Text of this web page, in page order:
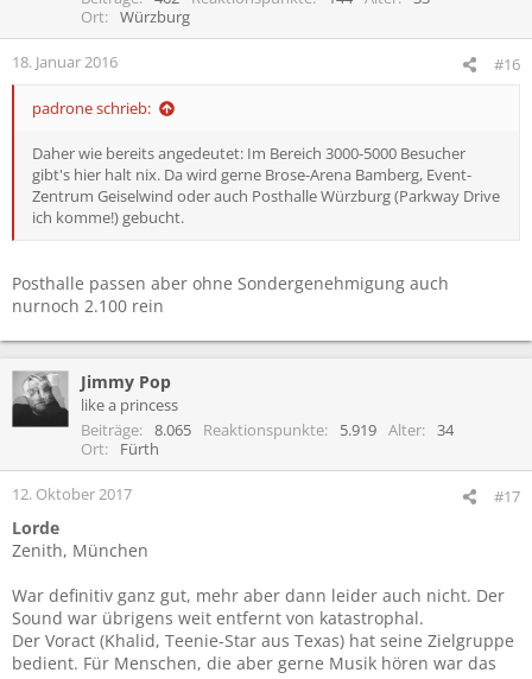
Ort
Würzburg
18. Januar 2016 #16
padrone schrieb:
Daher wie bereits angedeutet: Im Bereich 3000-5000 Besucher
gibt's hier halt nix. Da wird gerne Brose-Arena Bamberg, Event-
Zentrum Geiselwind oder auch Posthalle Würzburg (Parkway Drive
ich komme!) gebucht.
Posthalle passen aber ohne Sondergenehmigung auch
nurnoch 2.100 rein
Jimmy Pop
like a princess
Beiträge
8.065 Reaktionspunkte 5.919 Alter
34
Ort
Fürth
12. Oktober 2017 #17
Lorde
Zenith, München
War definitiv ganz gut, mehr aber dann leider auch nicht. Der
Sound war übrigens weit entfernt von katastrophal.
Der Voract (Khalid, Teenie-Star aus Texas) hat seine Zielgruppe
bedient. Für Menschen, die aber gerne Musik hören war das